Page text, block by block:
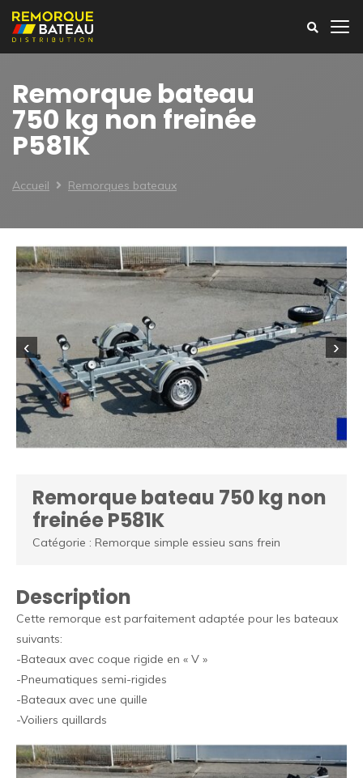
Remorque bateau
750 kg non freinée
P581K
Accueil Remorques bateaux
‹ ›
Remorque bateau 750 kg non
freinée P581K
Catégorie : Remorque simple essieu sans frein
Description
Cette remorque est parfaitement adaptée pour les bateaux
suivants:
-Bateaux avec coque rigide en « V »
-Pneumatiques semi-rigides
-Bateaux avec une quille
-Voiliers quillards